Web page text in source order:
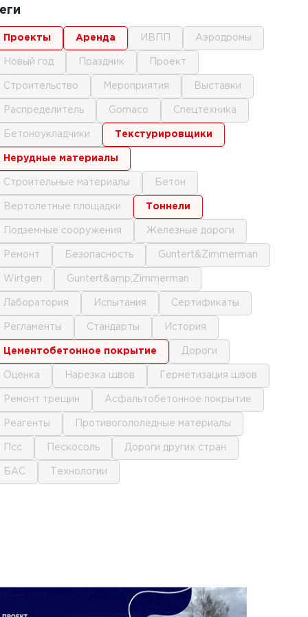
проекты аренда ИВПП аэродромы
новый год праздник проект
строительство мероприятия выставки
распределитель gomaco спецтехника
бетоноукладчики текстурировщики
нерудные материалы
строительные материалы бетон
вертолетные площадки тоннели
подземные сооружения железные дороги
ремонт безопасность Guntert&Zimmerman
Wirtgen Guntert&amp;Zimmerman
лаборатория испытания сертификаты
регламенты стандарты история
цементобетонное покрытие дороги
оценка нарезка швов герметизация швов
ремонт трещин асфальтобетонное покрытие
реагенты противогололедные материалы
псс пескосоль дороги других стран
БАС технологии